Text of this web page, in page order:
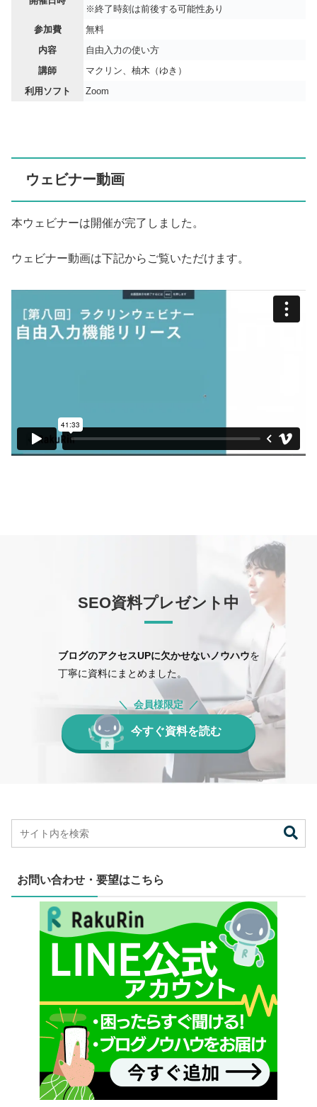
※終了時刻は前後する可能性あり
参加費
無料
内容
自由入力の使い方
講師
マクリン、柚木（ゆき）
利用ソフト
Zoom
ウェビナー動画
本ウェビナーは開催が完了しました。
ウェビナー動画は下記からご覧いただけます。
SEO資料プレゼント中
ブログのアクセスUPに欠かせないノウハウを
丁寧に資料にまとめました。
会員様限定
今すぐ資料を読む
お問い合わせ・要望はこちら